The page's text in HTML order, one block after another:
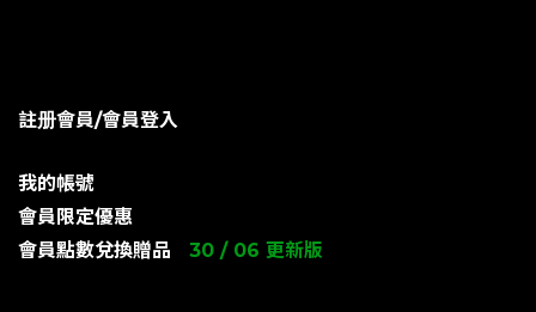
註册會員/會員登入
我的帳號
會員限定優惠
會員點數兌換贈品
30 / 06 更新版